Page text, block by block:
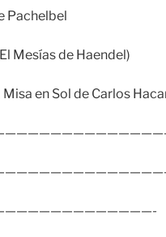
Pachelbel
Mesías de Haendel)
Misa en Sol de Carlos